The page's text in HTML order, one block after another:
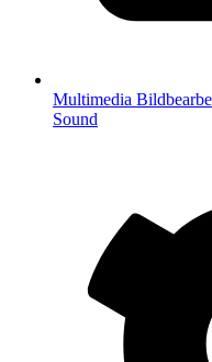
Multimedia
Sound